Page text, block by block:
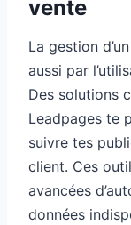
vente
La gestion
aussi par
Des solutions
Leadpages te
suivre tes
client. Ces
avancées
données